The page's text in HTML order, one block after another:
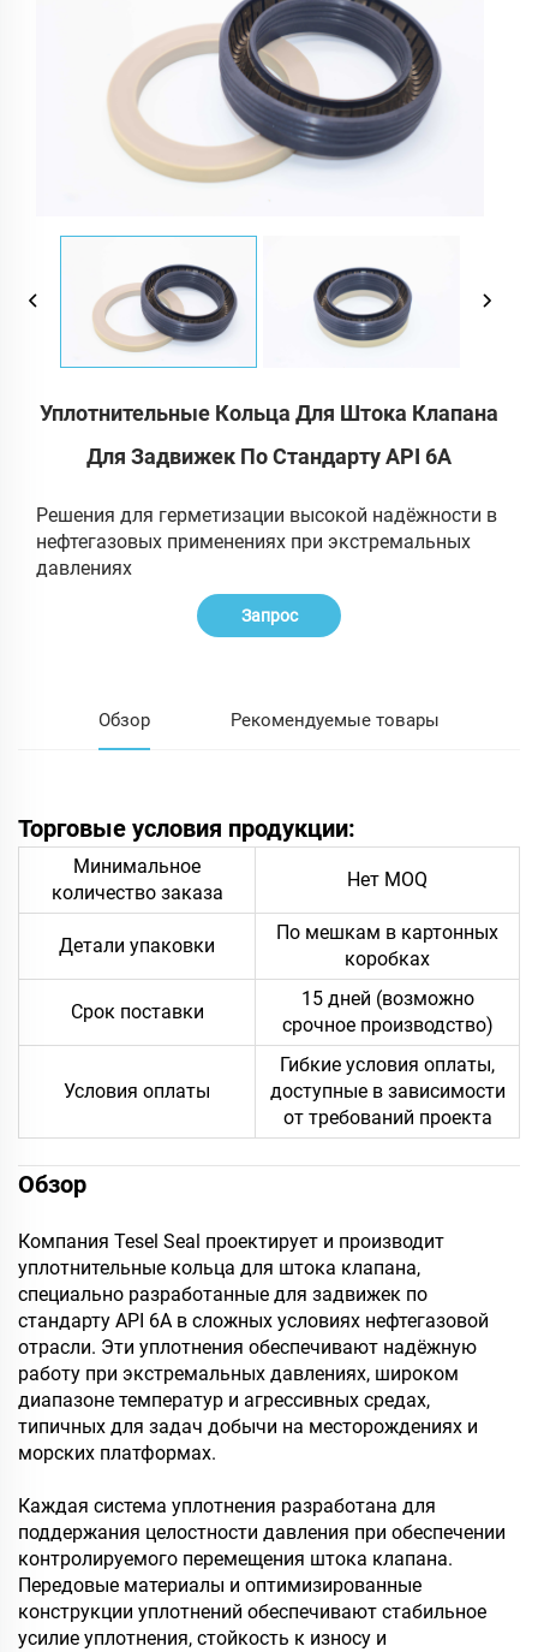
Уплотнительные Кольца Для Штока Клапана
Для Задвижек По Стандарту API 6A
Решения для герметизации высокой надёжности в
нефтегазовых применениях при экстремальных
давлениях
Запрос
Обзор Рекомендуемые товары
Торговые условия продукции:
Минимальное
количество заказа
Нет MOQ
Детали упаковки
По мешкам в картонных
коробках
Срок поставки
15 дней (возможно
срочное производство)
Условия оплаты
Гибкие условия оплаты,
доступные в зависимости
от требований проекта
Обзор
Компания Tesel Seal проектирует и производит
уплотнительные кольца для штока клапана,
специально разработанные для задвижек по
стандарту API 6A в сложных условиях нефтегазовой
отрасли. Эти уплотнения обеспечивают надёжную
работу при экстремальных давлениях, широком
диапазоне температур и агрессивных средах,
типичных для задач добычи на месторождениях и
морских платформах.
Каждая система уплотнения разработана для
поддержания целостности давления при обеспечении
контролируемого перемещения штока клапана.
Передовые материалы и оптимизированные
конструкции уплотнений обеспечивают стабильное
усилие уплотнения, стойкость к износу и